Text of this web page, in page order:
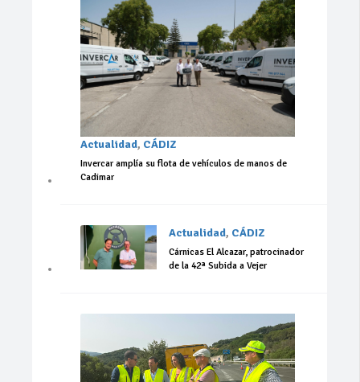
Actualidad, CÁDIZ
Invercar amplía su flota de vehículos de manos de
Cadimar
Actualidad, CÁDIZ
Cárnicas El Alcazar, patrocinador
de la 42ª Subida a Vejer